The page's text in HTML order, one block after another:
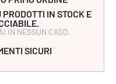
IN STOCK E
IN NESSUN CASO.
SICURI